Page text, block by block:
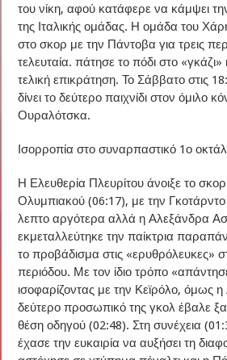
του νίκη, αφού κατάφερε να κάμψει
της Ιταλικής ομάδας. Η ομάδα του
στο σκορ με την Πάντοβα για τρεις
τελευταία. πάτησε το πόδι στο
τελική επικράτηση. Το Σάββατο στις
δίνει το δεύτερο παιχνίδι στον όμιλο
Ουραλότσκα.
Ισορροπία στο συναρπαστικό 1ο
Η Ελευθερία Πλευρίτου άνοιξε το
Ολυμπιακού (06:17), με την Γκοτάρντο
λεπτο αργότερα αλλά η Αλεξάνδρα
εκμεταλλεύτηκε την παίκτρια
το προβάδισμα στις «ερυθρόλευκες»
περιόδου. Με τον ίδιο τρόπο
ισοφαρίζοντας με την Κεϊρόλο, όμως
δεύτερο προσωπικό της γκολ έβαλε
θέση οδηγού (02:48). Στη συνέχεια
έχασε την ευκαιρία να αυξήσει τη